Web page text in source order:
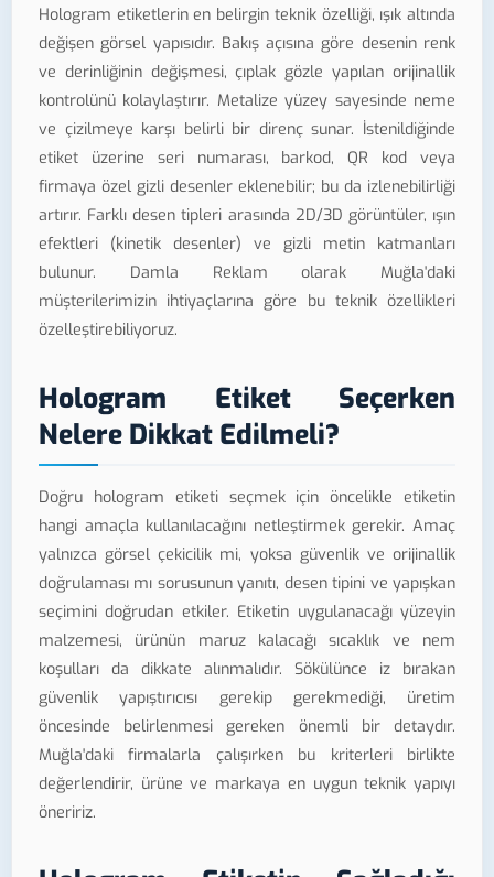
Hologram etiketlerin en belirgin teknik özelliği, ışık altında
değişen görsel yapısıdır. Bakış açısına göre desenin renk
ve derinliğinin değişmesi, çıplak gözle yapılan orijinallik
kontrolünü kolaylaştırır. Metalize yüzey sayesinde neme
ve çizilmeye karşı belirli bir direnç sunar. İstenildiğinde
etiket üzerine seri numarası, barkod, QR kod veya
firmaya özel gizli desenler eklenebilir; bu da izlenebilirliği
artırır. Farklı desen tipleri arasında 2D/3D görüntüler, ışın
efektleri (kinetik desenler) ve gizli metin katmanları
bulunur. Damla Reklam olarak Muğla'daki
müşterilerimizin ihtiyaçlarına göre bu teknik özellikleri
özelleştirebiliyoruz.
Hologram Etiket Seçerken
Nelere Dikkat Edilmeli?
Doğru hologram etiketi seçmek için öncelikle etiketin
hangi amaçla kullanılacağını netleştirmek gerekir. Amaç
yalnızca görsel çekicilik mi, yoksa güvenlik ve orijinallik
doğrulaması mı sorusunun yanıtı, desen tipini ve yapışkan
seçimini doğrudan etkiler. Etiketin uygulanacağı yüzeyin
malzemesi, ürünün maruz kalacağı sıcaklık ve nem
koşulları da dikkate alınmalıdır. Sökülünce iz bırakan
güvenlik yapıştırıcısı gerekip gerekmediği, üretim
öncesinde belirlenmesi gereken önemli bir detaydır.
Muğla'daki firmalarla çalışırken bu kriterleri birlikte
değerlendirir, ürüne ve markaya en uygun teknik yapıyı
öneririz.